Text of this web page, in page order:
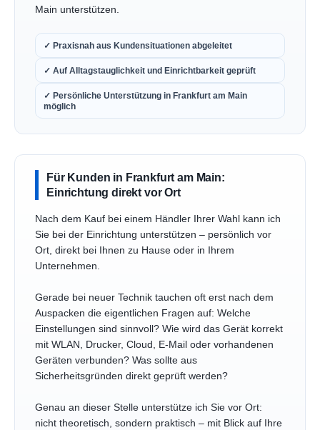
Main unterstützen.
✓ Praxisnah aus Kundensituationen abgeleitet
✓ Auf Alltagstauglichkeit und Einrichtbarkeit geprüft
✓ Persönliche Unterstützung in Frankfurt am Main
möglich
Für Kunden in Frankfurt am Main:
Einrichtung direkt vor Ort
Nach dem Kauf bei einem Händler Ihrer Wahl kann ich
Sie bei der Einrichtung unterstützen – persönlich vor
Ort, direkt bei Ihnen zu Hause oder in Ihrem
Unternehmen.
Gerade bei neuer Technik tauchen oft erst nach dem
Auspacken die eigentlichen Fragen auf: Welche
Einstellungen sind sinnvoll? Wie wird das Gerät korrekt
mit WLAN, Drucker, Cloud, E-Mail oder vorhandenen
Geräten verbunden? Was sollte aus
Sicherheitsgründen direkt geprüft werden?
Genau an dieser Stelle unterstütze ich Sie vor Ort:
nicht theoretisch, sondern praktisch – mit Blick auf Ihre